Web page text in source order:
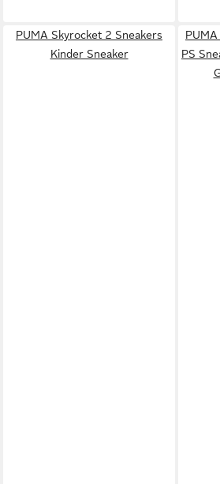
PUMA Skyrocket 2 Sneakers
Kinder Sneaker
PS